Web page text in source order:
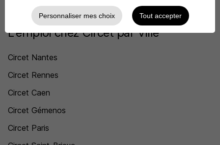
Voir toutes les offres par métier chez Circet
L'emploi chez Circet par Ville
Circet Nantes
Circet Rennes
Circet Caen
Circet Gémenos
Circet Paris
Personnaliser mes choix Tout accepter